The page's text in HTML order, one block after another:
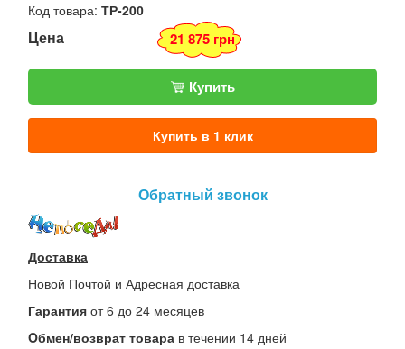
Код товара: ТР-200
Цена 21 875 грн
Купить
Купить в 1 клик
Обратный звонок
Доставка
Новой Почтой и Адресная доставка
Гарантия от 6 до 24 месяцев
Oбмен/возврат товара в течении 14 дней